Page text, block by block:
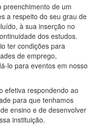
preenchimento de um
a respeito do seu grau de
à sua inserção no
dos estudos.
ter condições para
de emprego,
lo para eventos em nosso
efetiva respondendo ao
para que tenhamos
ensino e de desenvolver
instituição.